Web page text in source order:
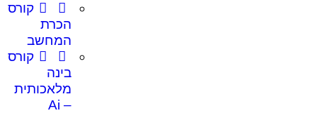
קורס
הכרת
המחשב
קורס
בינה
מלאכותית
– Ai